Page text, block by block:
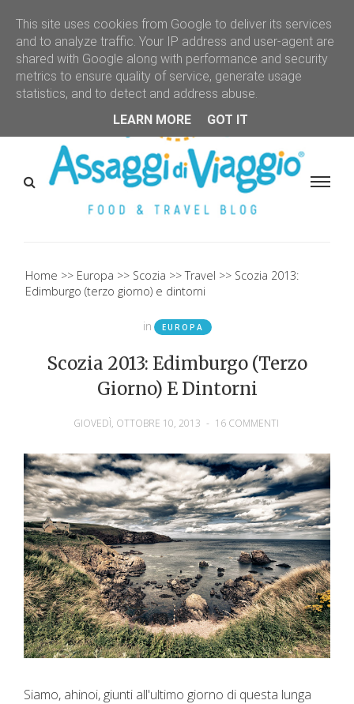
Home Europa Scozia Travel
Scozia 2013:
Edimburgo (terzo giorno) e dintorni
in EUROPA
Scozia 2013: Edimburgo (terzo
Giorno) E Dintorni
GIOVEDÌ, OTTOBRE 10, 2013 - 16 COMMENTI
Siamo, ahinoi, giunti all'ultimo giorno di questa lunga
This site uses cookies from Google to deliver its services
and to analyze traffic. Your IP address and user-agent are
shared with Google along with performance and security
metrics to ensure quality of service, generate usage
statistics, and to detect and address abuse.
LEARN MORE
GOT IT